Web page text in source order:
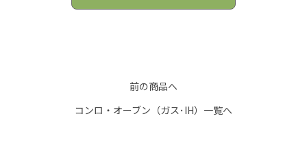
前の商品へ
コンロ・オーブン（ガス･IH）一覧へ